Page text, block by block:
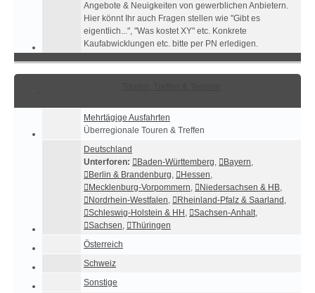
Angebote & Neuigkeiten von gewerblichen Anbietern.
Hier könnt Ihr auch Fragen stellen wie "Gibt es
eigentlich...", "Was kostet XY" etc. Konkrete
Kaufabwicklungen etc. bitte per PN erledigen.
Mehrtägige Ausfahrten
Überregionale Touren & Treffen
Deutschland
Unterforen:
Baden-Württemberg, Bayern,
Berlin & Brandenburg, Hessen,
Mecklenburg-Vorpommern, Niedersachsen & HB,
Nordrhein-Westfalen, Rheinland-Pfalz & Saarland ,
Schleswig-Holstein & HH , Sachsen-Anhalt,
Sachsen,
Thüringen
Österreich
Schweiz
Sonstige